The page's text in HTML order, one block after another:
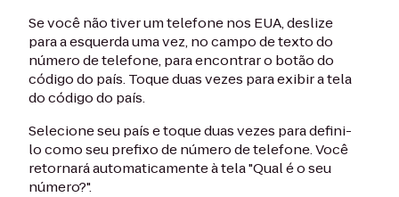
Se você não tiver um telefone nos EUA, deslize
para a esquerda uma vez, no campo de texto do
número de telefone, para encontrar o botão do
código do país. Toque duas vezes para exibir a tela
do código do país.
Selecione seu país e toque duas vezes para defini-
lo como seu prefixo de número de telefone. Você
retornará automaticamente à tela "Qual é o seu
número?".